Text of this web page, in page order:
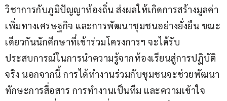
วิชาการกับภูมิปัญญาท้องถิ่น ส่งผลให้เกิดการสร้างมูลค่า
เพิ่มทางเศรษฐกิจ และการพัฒนาชุมชนอย่างยั่งยืน ขณะ
เดียวกันนักศึกษาที่เข้าร่วมโครงการฯ จะได้รับ
ประสบการณ์ในการนำความรู้จากห้องเรียนสู่การปฏิบัติ
จริง นอกจากนี้ การได้ทำงานร่วมกับชุมชนจะช่วยพัฒนา
ทักษะการสื่อสาร การทำงานเป็นทีม และความเข้าใจ